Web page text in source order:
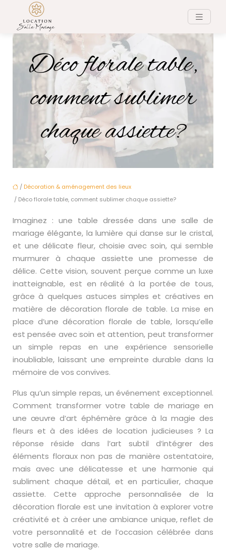
Déco florale table,
comment sublimer
chaque assiette?
/ Décoration & aménagement des lieux
/ Déco florale table, comment sublimer chaque assiette?
Imaginez : une table dressée dans une salle de
mariage élégante, la lumière qui danse sur le cristal,
et une délicate fleur, choisie avec soin, qui semble
murmurer à chaque assiette une promesse de
délice. Cette vision, souvent perçue comme un luxe
inatteignable, est en réalité à la portée de tous,
grâce à quelques astuces simples et créatives en
matière de décoration florale de table. La mise en
place d’une décoration florale de table, lorsqu’elle
est pensée avec soin et attention, peut transformer
un simple repas en une expérience sensorielle
inoubliable, laissant une empreinte durable dans la
mémoire de vos convives.
Plus qu’un simple repas, un événement exceptionnel.
Comment transformer votre table de mariage en
une œuvre d’art éphémère grâce à la magie des
fleurs et à des idées de location judicieuses ? La
réponse réside dans l’art subtil d’intégrer des
éléments floraux non pas de manière ostentatoire,
mais avec une délicatesse et une harmonie qui
subliment chaque détail, et en particulier, chaque
assiette. Cette approche personnalisée de la
décoration florale est une invitation à explorer votre
créativité et à créer une ambiance unique, reflet de
votre personnalité et de l’occasion célébrée dans
votre salle de mariage.